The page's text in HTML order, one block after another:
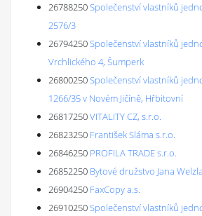
26788250Společenství vlastníků
2576/3
26794250Společenství vlastníků
Vrchlického 4, Šumperk
26800250Společenství vlastníků
1266/35 v Novém Jičíně, Hřbitovní
26817250VITALITY CZ, s.r.o.
26823250 František Sláma s.r.o.
26846250 PROFILA TRADE s.r.o.
26852250 Bytové družstvo Jana
26904250 FaxCopy a.s.
26910250Společenství vlastníků